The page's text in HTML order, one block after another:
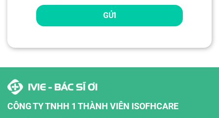
GỬI
CÔNG TY TNHH 1 THÀNH VIÊN ISOFHCARE